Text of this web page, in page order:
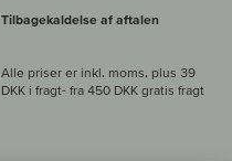
Tilbagekaldelse af aftalen
Alle priser er inkl. moms, plus 39
DKK i fragt- fra 450 DKK gratis fragt